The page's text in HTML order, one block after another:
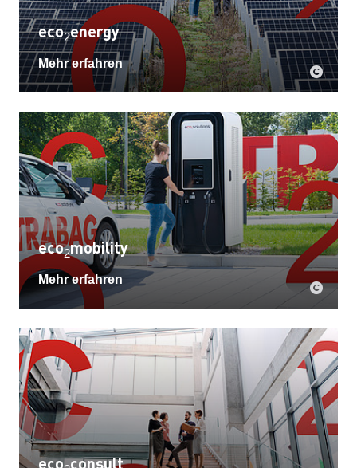
eco2energy
Mehr erfahren
eco2mobility
Mehr erfahren
eco consult